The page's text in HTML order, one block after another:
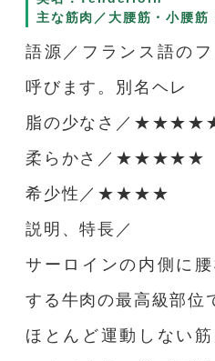
主な筋肉／大腰筋・小腰筋
語源／フランス語の
呼びます。別名ヘレ
脂の少なさ／
柔らかさ／★★★★★
希少性／★★★★
説明、特長／
サーロインの内側に
する牛肉の最高級部位
ほとんど運動しない